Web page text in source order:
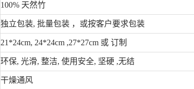
100% 天然竹
独立包装, 批量包装 ，或按客户要求包装
21*24cm, 24*24cm ,27*27cm 或 订制
环保, 光滑, 整洁, 使用安全, 坚硬 ,无结
干燥通风